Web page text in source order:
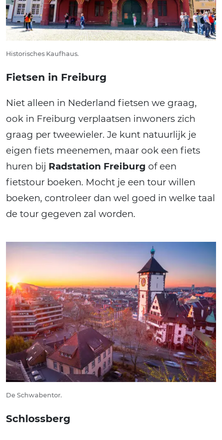
Historisches Kaufhaus.
Fietsen in Freiburg
Niet alleen in Nederland fietsen we graag,
ook in Freiburg verplaatsen inwoners zich
graag per tweewieler. Je kunt natuurlijk je
eigen fiets meenemen, maar ook een fiets
huren bij Radstation Freiburg of een
fietstour boeken. Mocht je een tour willen
boeken, controleer dan wel goed in welke taal
de tour gegeven zal worden.
De Schwabentor.
Schlossberg